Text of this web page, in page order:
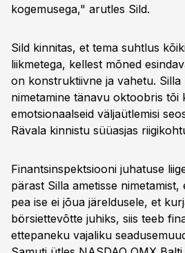
kogemusega," arutles Sild.
Sild kinnitas, et tema suhtlus
liikmetega, kellest mõned
on konstruktiivne ja vahetu.
nimetamine tänavu oktoobris tõi
emotsionaalseid väljaütlemisi
Rävala kinnistu süüasjas
Finantsinspektsiooni juhatuse
pärast Silla ametisse
pea ise ei jõua järeldusele, et
börsiettevõtte juhiks, siis teeb
ettepaneku vajaliku